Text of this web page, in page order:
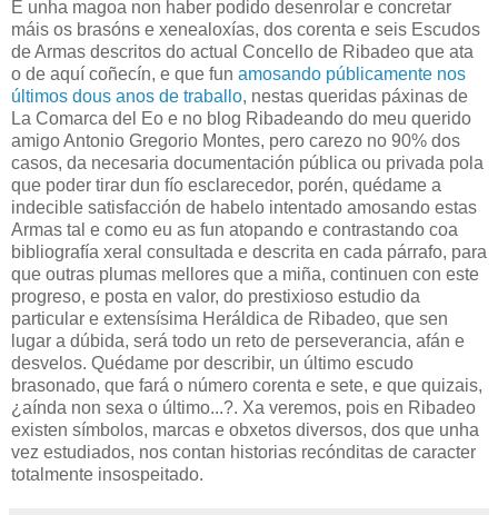
É unha magoa non haber podido desenrolar e concretar
máis os brasóns e xenealoxías, dos corenta e seis Escudos
de Armas descritos do actual Concello de Ribadeo que ata
o de aquí coñecín, e que fun amosando públicamente nos
últimos dous anos de traballo, nestas queridas páxinas de
La Comarca del Eo e no blog Ribadeando do meu querido
amigo Antonio Gregorio Montes, pero carezo no 90% dos
casos, da necesaria documentación pública ou privada pola
que poder tirar dun fío esclarecedor, porén, quédame a
indecible satisfacción de habelo intentado amosando estas
Armas tal e como eu as fun atopando e contrastando coa
bibliografía xeral consultada e descrita en cada párrafo, para
que outras plumas mellores que a miña, continuen con este
progreso, e posta en valor, do prestixioso estudio da
particular e extensísima Heráldica de Ribadeo, que sen
lugar a dúbida, será todo un reto de perseverancia, afán e
desvelos. Quédame por describir, un último escudo
brasonado, que fará o número corenta e sete, e que quizais,
¿aínda non sexa o último...?. Xa veremos, pois en Ribadeo
existen símbolos, marcas e obxetos diversos, dos que unha
vez estudiados, nos contan historias recónditas de caracter
totalmente insospeitado.